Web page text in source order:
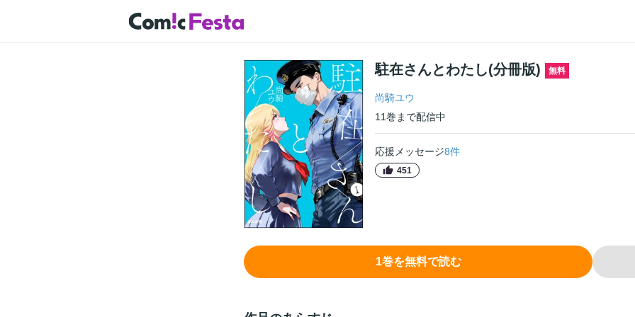
駐在さんとわたし(分冊版) 無料
尚騎ユウ
11巻 まで配信中
応援メッセージ8件
451
1巻を無料で読む